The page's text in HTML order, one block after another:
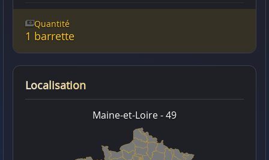
Quantité
1 barrette
Localisation
Maine-et-Loire - 49